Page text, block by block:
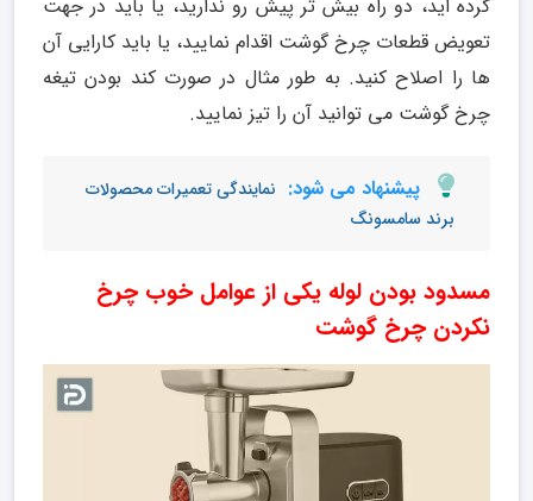
کرده اید، دو راه بیش تر پیش رو ندارید، یا باید در جهت
تعویض قطعات چرخ گوشت اقدام نمایید، یا باید کارایی آن
ها را اصلاح کنید. به طور مثال در صورت کند بودن تیغه
چرخ گوشت می توانید آن را تیز نمایید.
پیشنهاد می شود: نمایندگی تعمیرات محصولات
برند سامسونگ
مسدود بودن لوله یکی از عوامل خوب چرخ
نکردن چرخ گوشت